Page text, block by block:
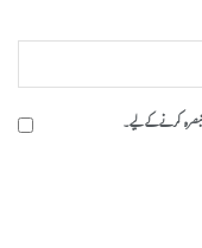
کرنے کےلیے۔